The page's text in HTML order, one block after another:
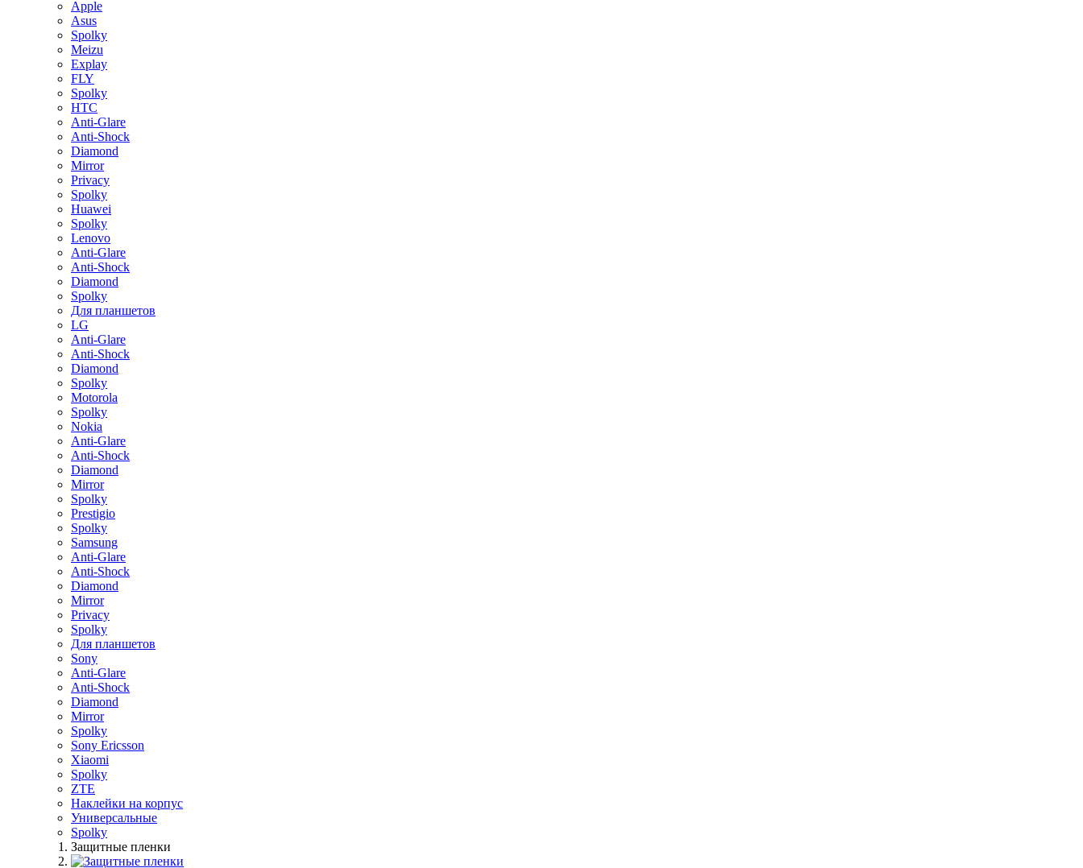
Apple
Asus
Spolky
Meizu
Explay
FLY
Spolky
HTC
Anti-Glare
Anti-Shock
Diamond
Mirror
Privacy
Spolky
Huawei
Spolky
Lenovo
Anti-Glare
Anti-Shock
Diamond
Spolky
Для планшетов
LG
Anti-Glare
Anti-Shock
Diamond
Spolky
Motorola
Spolky
Nokia
Anti-Glare
Anti-Shock
Diamond
Mirror
Spolky
Prestigio
Spolky
Samsung
Anti-Glare
Anti-Shock
Diamond
Mirror
Privacy
Spolky
Для планшетов
Sony
Anti-Glare
Anti-Shock
Diamond
Mirror
Spolky
Sony Ericsson
Xiaomi
Spolky
ZTE
Наклейки на корпус
Универсальные
Spolky
Защитные пленки